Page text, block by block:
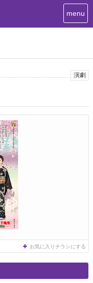
T
o
i
g
menu
演劇
お気に入りチラシにする